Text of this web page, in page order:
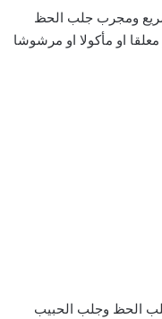
ومجرب جلب الحظ
او مأكولا او مرشوشا
الحظ وجلب الحبيب